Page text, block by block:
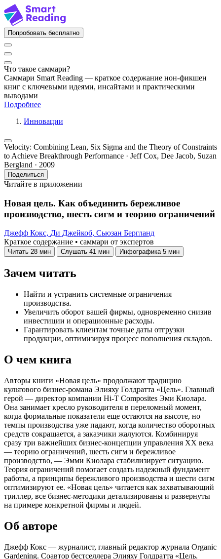
Попробовать бесплатно
Что такое саммари?
Саммари Smart Reading — краткое содержание нон-фикшен
книг с ключевыми идеями, инсайтами и практическими
выводами
Подробнее
Инновации
Velocity: Combining Lean, Six Sigma and the Theory of Constraints
to Achieve Breakthrough Performance · Jeff Cox, Dee Jacob, Suzan
Bergland · 2009
Поделиться
Читайте в приложении
Новая цель. Как объединить бережливое
производство, шесть сигм и теорию ограничений
Джефф Кокс, Ди Джейкоб, Сьюзан Бергланд
Краткое содержание • саммари от экспертов
Читать 28 мин Слушать 41 мин Инфографика 5 мин
Зачем читать
Найти и устранить системные ограничения
производства.
Увеличить оборот вашей фирмы, одновременно снизив
инвестиции и операционные расходы.
Гарантировать клиентам точные даты отгрузки
продукции, оптимизируя процесс пополнения складов.
О чем книга
Авторы книги «Новая цель» продолжают традицию
культового бизнес-романа Элияху Голдратта «Цель». Главный
герой — директор компании Hi-T Сomposites Эми Киолара.
Она занимает кресло руководителя в переломный момент,
когда формальные показатели еще остаются на высоте, но
темпы производства уже падают, когда количество оборотных
средств сокращается, а заказчики жалуются. Комбинируя
сразу три важнейших бизнес-концепции управления XX века
— теорию ограничений, шесть сигм и бережливое
производство, — Эмми Киолара стабилизирует ситуацию.
Теория ограничений помогает создать надежный фундамент
работы, а принципы бережливого производства и шести сигм
оптимизируют ее. «Новая цель» читается как захватывающий
триллер, все бизнес-методики детализированы и развернуты
на примере конкретной фирмы и людей.
Об авторе
Джефф Кокс — журналист, главный редактор журнала Organic
Gardening. Соавтор бестселлера Элияху Голдратта «Цель.